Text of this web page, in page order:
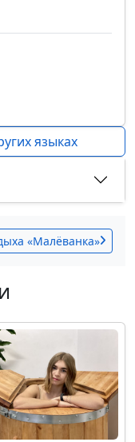
языках
«Малёванка»